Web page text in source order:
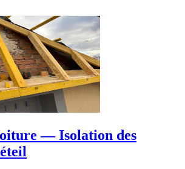
— Isolation des